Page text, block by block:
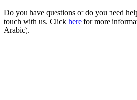
Do you have questions or do you need
touch with us. Click here for more
Arabic).